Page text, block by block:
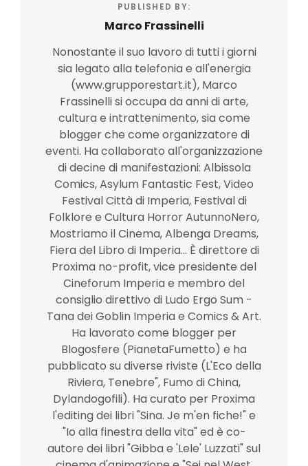
PUBLISHED BY:
Marco Frassinelli
Nonostante il suo lavoro di tutti i giorni
sia legato alla telefonia e all'energia
(www.grupporestart.it), Marco
Frassinelli si occupa da anni di arte,
cultura e intrattenimento, sia come
blogger che come organizzatore di
eventi. Ha collaborato all'organizzazione
di decine di manifestazioni: Albissola
Comics, Asylum Fantastic Fest, Video
Festival Città di Imperia, Festival di
Folklore e Cultura Horror AutunnoNero,
Mostriamo il Cinema, Albenga Dreams,
Fiera del Libro di Imperia... È direttore di
Proxima no-profit, vice presidente del
Cineforum Imperia e membro del
consiglio direttivo di Ludo Ergo Sum -
Tana dei Goblin Imperia e Comics & Art.
Ha lavorato come blogger per
Blogosfere (PianetaFumetto) e ha
pubblicato su diverse riviste (L'Eco della
Riviera, Tenebre", Fumo di China,
Dylandogofili). Ha curato per Proxima
l'editing dei libri "Sina. Je m'en fiche!" e
"Io alla finestra della vita" ed è co-
autore dei libri "Gibba e 'Lele' Luzzati" sul